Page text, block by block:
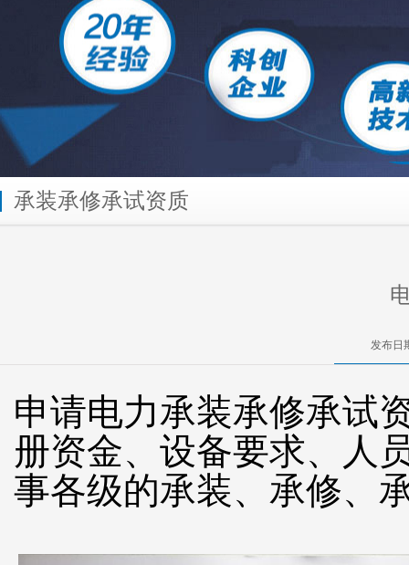
承装承修承试资质
发布日
申请电力承装承修承试
册资金、设备要求、人
事各级的承装、承修、